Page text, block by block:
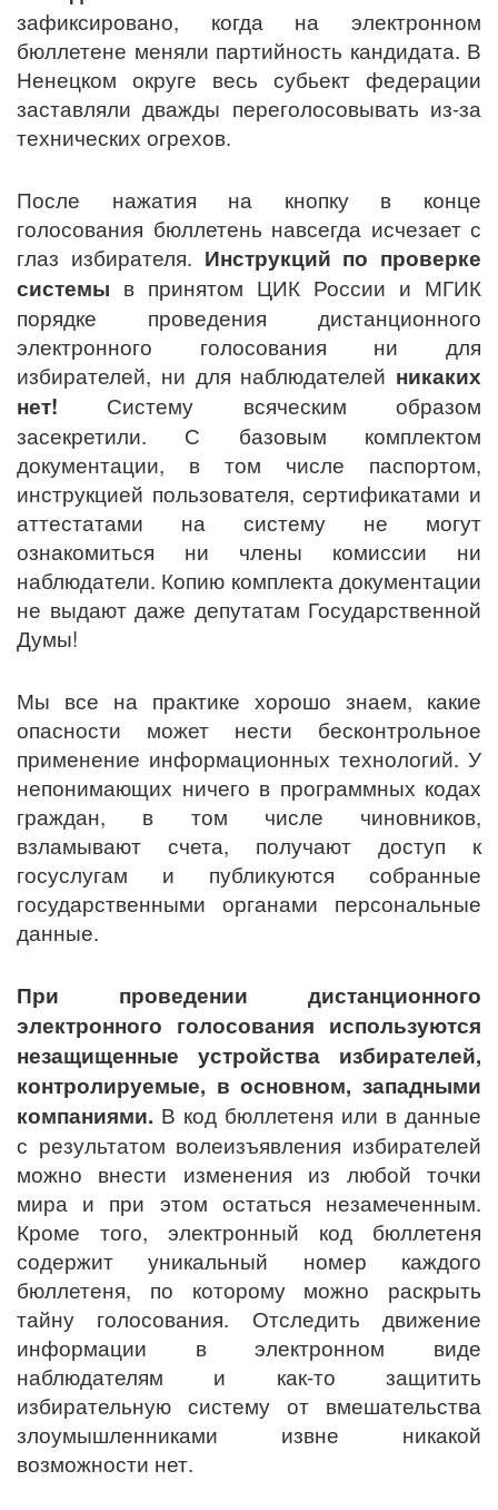
зафиксировано, когда на электронном
бюллетене меняли партийность кандидата. В
Ненецком округе весь субьект федерации
заставляли дважды переголосовывать из-за
технических огрехов.
После нажатия на кнопку в конце
голосования бюллетень навсегда исчезает с
глаз избирателя. Инструкций по проверке
системы в принятом ЦИК России и МГИК
порядке проведения дистанционного
электронного голосования ни для
избирателей, ни для наблюдателей никаких
нет! Систему всяческим образом
засекретили. С базовым комплектом
документации, в том числе паспортом,
инструкцией пользователя, сертификатами и
аттестатами на систему не могут
ознакомиться ни члены комиссии ни
наблюдатели. Копию комплекта документации
не выдают даже депутатам Государственной
Думы!
Мы все на практике хорошо знаем, какие
опасности может нести бесконтрольное
применение информационных технологий. У
непонимающих ничего в программных кодах
граждан, в том числе чиновников,
взламывают счета, получают доступ к
госуслугам и публикуются собранные
государственными органами персональные
данные.
При проведении дистанционного
электронного голосования используются
незащищенные устройства избирателей,
контролируемые, в основном, западными
компаниями. В код бюллетеня или в данные
с результатом волеизъявления избирателей
можно внести изменения из любой точки
мира и при этом остаться незамеченным.
Кроме того, электронный код бюллетеня
содержит уникальный номер каждого
бюллетеня, по которому можно раскрыть
тайну голосования. Отследить движение
информации в электронном виде
наблюдателям и как-то защитить
избирательную систему от вмешательства
злоумышленниками извне никакой
возможности нет.